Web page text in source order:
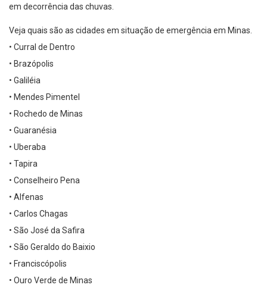
em decorrência das chuvas.
Veja quais são as cidades em situação de emergência em Minas.
• Curral de Dentro
• Brazópolis
• Galiléia
• Mendes Pimentel
• Rochedo de Minas
• Guaranésia
• Uberaba
• Tapira
• Conselheiro Pena
• Alfenas
• Carlos Chagas
• São José da Safira
• São Geraldo do Baixio
• Franciscópolis
• Ouro Verde de Minas